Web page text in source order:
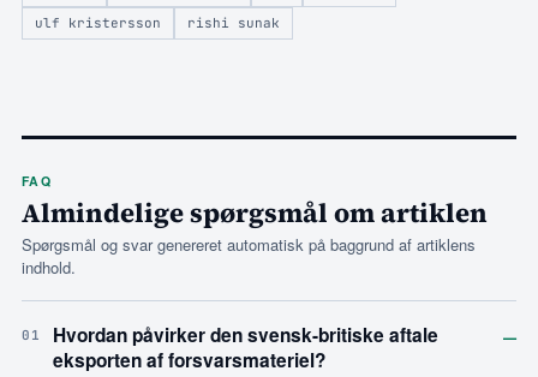
ulf kristersson
rishi sunak
FAQ
Almindelige spørgsmål om artiklen
Spørgsmål og svar genereret automatisk på baggrund af artiklens
indhold.
01
Hvordan påvirker den svensk-britiske aftale
eksporten af forsvarsmateriel?
–